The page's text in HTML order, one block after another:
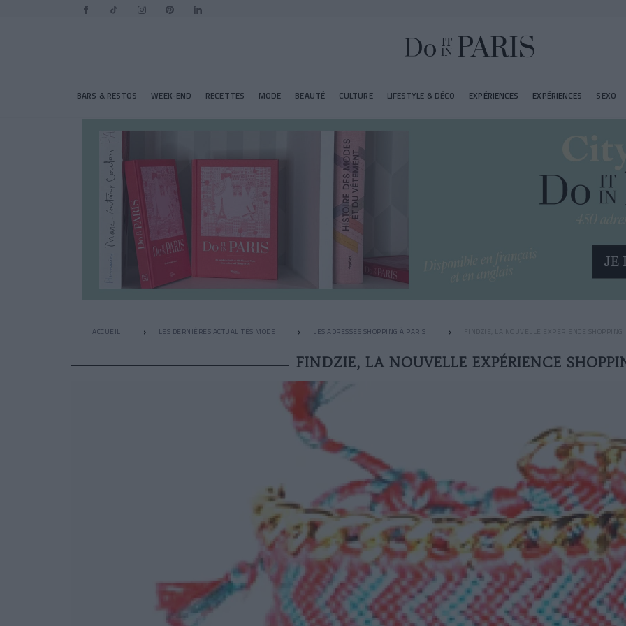
BARS & RESTOS WEEK-END RECETTES MODE BEAUTÉ CULTURE LIFESTYLE & DÉCO EXPÉRIENCES EXPÉRIENCES SEXO
ACCUEIL LES DERNIÈRES ACTUALITÉS MODE LES ADRESSES SHOPPING À PARIS
FINDZIE, LA NOUVELLE EXPÉRIENCE